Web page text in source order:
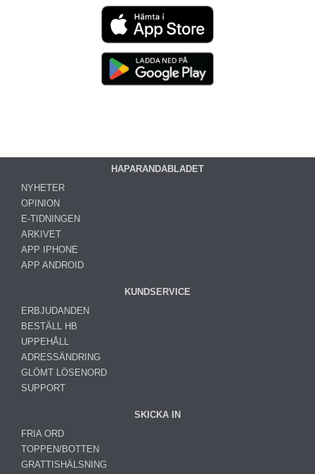
HAPARANDABLADET
NYHETER
OPINION
E-TIDNINGEN
ARKIVET
APP IPHONE
APP ANDROID
KUNDSERVICE
ERBJUDANDEN
BESTÄLL HB
UPPEHÅLL
ADRESSÄNDRING
GLÖMT LÖSENORD
SUPPORT
SKICKA IN
FRIA ORD
TOPPEN/BOTTEN
GRATTISHÄLSNING